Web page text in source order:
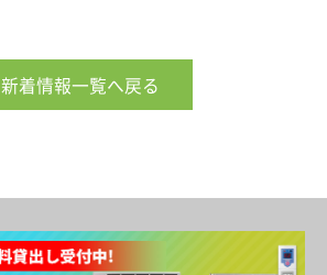
新着情報一覧へ戻る